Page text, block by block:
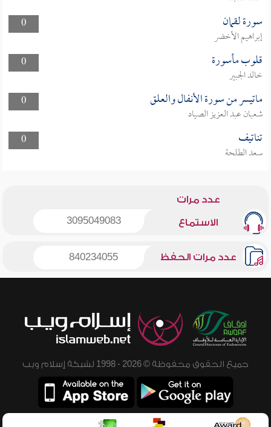
0
سورة لقمان
إبراهيم الأخضر
0
قلوب مأسورة
خالد الجبير
0
ماتيسر من سورة الأنفال والعلق
شعبان عبد العزيز الصياد
0
تناتيف
سعد الطلحة
عدد مرات
الاستماع 3095049083
عدد مرات الحفظ 840234055
جميع الحقوق محفوظة © 2026 - 1998 لشبكة إسلام ويب